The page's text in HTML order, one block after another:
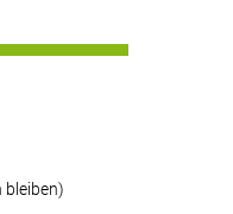
bleiben)